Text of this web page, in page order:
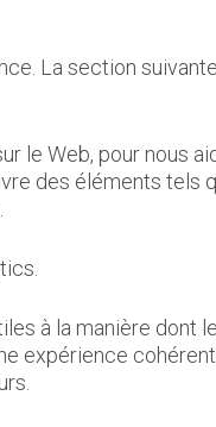
La section
le Web, pour nous
des éléments tels
à la manière dont
expérience